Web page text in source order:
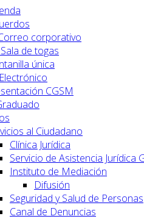
corporativo
Sala de togas
única
CGSM
al Ciudadano
Clínica Jurídica
Servicio de Asistencia Jurídica
Instituto de Mediación
Difusión
Seguridad y Salud de Personas
Canal de Denuncias